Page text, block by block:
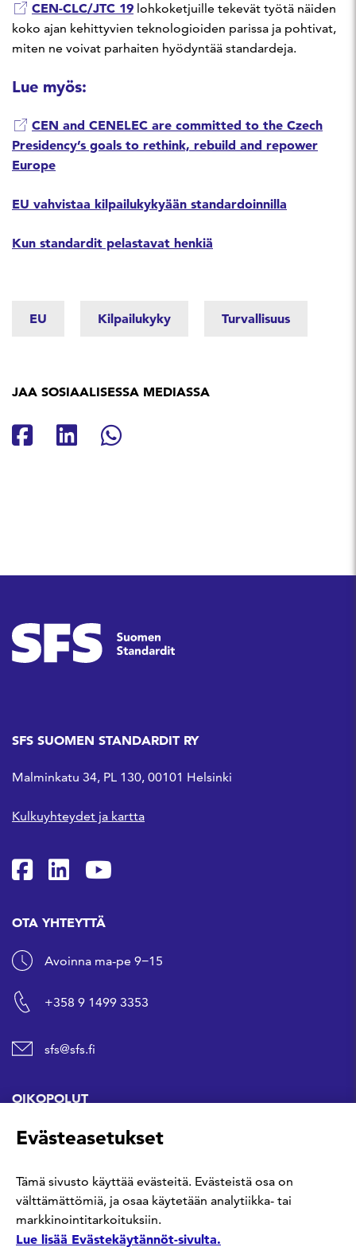
CEN-CLC/JTC 19 lohkoketjuille tekevät työtä näiden
koko ajan kehittyvien teknologioiden parissa ja pohtivat,
miten ne voivat parhaiten hyödyntää standardeja.
Lue myös:
CEN and CENELEC are committed to the Czech
Presidency’s goals to rethink, rebuild and repower
Europe
EU vahvistaa kilpailukykyään standardoinnilla
Kun standardit pelastavat henkiä
EU Kilpailukyky Turvallisuus
JAA SOSIAALISESSA MEDIASSA
Jaa Facebookissa
Jaa Linkedinissä
Jaa Whatsappissa
SFS SUOMEN STANDARDIT RY
Malminkatu 34, PL 130, 00101 Helsinki
Kulkuyhteydet ja kartta
SFS Facebookissa
SFS Linkedinissä
SFS Youtubessa
OTA YHTEYTTÄ
Avoinna ma-pe 9−15
+358 9 1499 3353
sfs@sfs.fi
OIKOPOLUT
Hanki standardi
Kommentoi tekeillä olevia standardeja
Evästeasetukset
Tämä sivusto käyttää evästeitä. Evästeistä osa on
välttämättömiä, ja osaa käytetään analytiikka- tai
markkinointitarkoituksiin.
Lue lisää Evästekäytännöt-sivulta.